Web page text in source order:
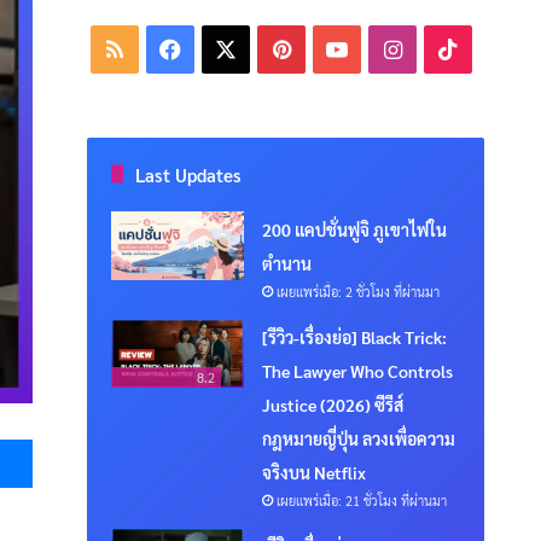
Messenger
RSS Facebook PinterestYouTubeInstagram
Last Updates
200 แคปชั่นฟูจิ ภูเขาไฟใน
ตำนาน
เผยแพร่เมื่อ: 2 ชั่วโมง ที่ผ่านมา
8.2
[รีวิว-เรื่องย่อ] Black Trick:
The Lawyer Who Controls
Justice (2026) ซีรีส์
กฎหมายญี่ปุ่น ลวงเพื่อความ
จริงบน Netflix
เผยแพร่เมื่อ: 21 ชั่วโมง ที่ผ่านมา